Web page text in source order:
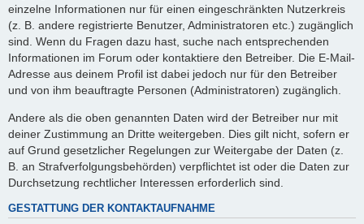
einzelne Informationen nur für einen eingeschränkten Nutzerkreis
(z. B. andere registrierte Benutzer, Administratoren etc.) zugänglich
sind. Wenn du Fragen dazu hast, suche nach entsprechenden
Informationen im Forum oder kontaktiere den Betreiber. Die E-Mail-
Adresse aus deinem Profil ist dabei jedoch nur für den Betreiber
und von ihm beauftragte Personen (Administratoren) zugänglich.
Andere als die oben genannten Daten wird der Betreiber nur mit
deiner Zustimmung an Dritte weitergeben. Dies gilt nicht, sofern er
auf Grund gesetzlicher Regelungen zur Weitergabe der Daten (z.
B. an Strafverfolgungsbehörden) verpflichtet ist oder die Daten zur
Durchsetzung rechtlicher Interessen erforderlich sind.
GESTATTUNG DER KONTAKTAUFNAHME